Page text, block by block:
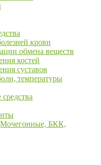
крови
обмена веществ
костей
суставов
температуры
БКК,